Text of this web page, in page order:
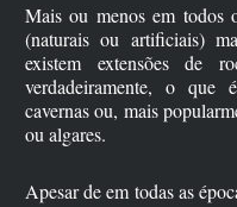
Mais ou menos em todos
(naturais ou artificiais)
existem extensões de
verdadeiramente, o que
cavernas ou, mais
ou algares.
Apesar de em todas as